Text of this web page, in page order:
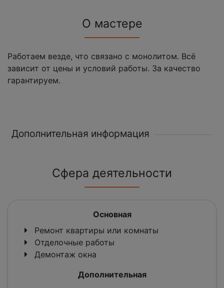
О мастере
Работаем везде, что связано с монолитом. Всё
зависит от цены и условий работы. За качество
гарантируем.
Дополнительная информация
Сфера деятельности
Основная
Ремонт квартиры или комнаты
Отделочные работы
Демонтаж окна
Дополнительная